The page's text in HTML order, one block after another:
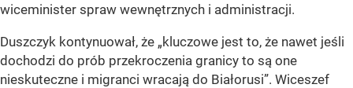
wiceminister spraw wewnętrznych i administracji.
Duszczyk kontynuował, że „kluczowe jest to, że nawet jeśli
dochodzi do prób przekroczenia granicy to są one
nieskuteczne i migranci wracają do Białorusi”. Wiceszef